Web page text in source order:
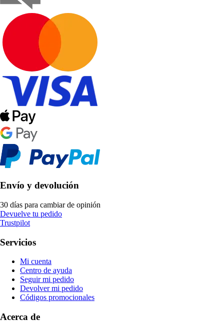
Envío y devolución
30 días para cambiar de opinión
Devuelve tu pedido
Trustpilot
Servicios
Mi cuenta
Centro de ayuda
Seguir mi pedido
Devolver mi pedido
Códigos promocionales
Acerca de